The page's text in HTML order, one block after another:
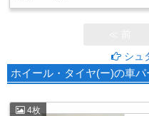
シュ
ホイール・タイヤ(ー)の車
4枚